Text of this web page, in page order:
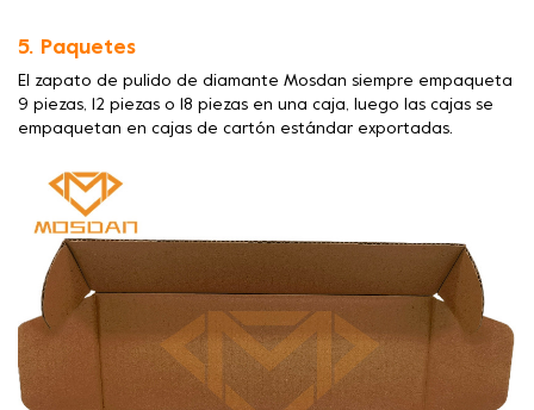
5. Paquetes
El zapato de pulido de diamante Mosdan siempre empaqueta
9 piezas, 12 piezas o 18 piezas en una caja, luego las cajas se
empaquetan en cajas de cartón estándar exportadas.